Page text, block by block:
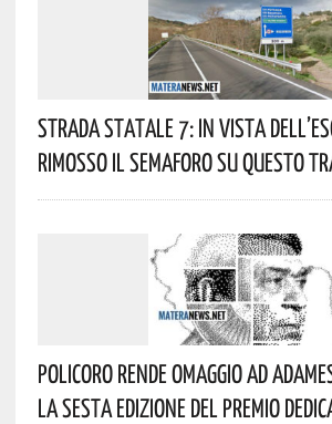
Strada Statale 7: In Vista
Rimosso Il Semaforo Su Questo
Policoro Rende Omaggio Ad
La Sesta Edizione Del Premio